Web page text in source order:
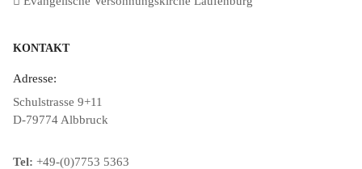
KONTAKT
Adresse:
Schulstrasse 9+11
D-79774 Albbruck
Tel: +49-(0)7753 5363